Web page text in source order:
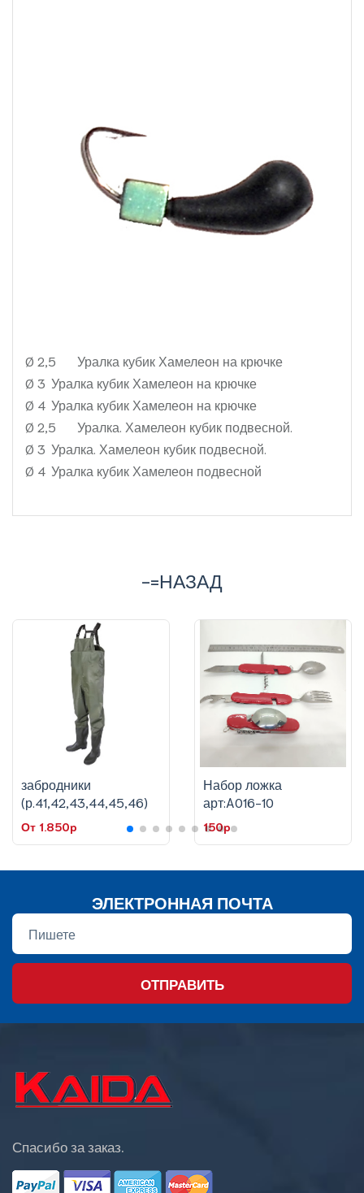
Ø 2,5
Уралка кубик Хамелеон на крючке
Ø 3 Уралка кубик Хамелеон на крючке
Ø 4 Уралка кубик Хамелеон на крючке
Ø 2,5
Уралка. Хамелеон кубик подвесной.
Ø 3 Уралка. Хамелеон кубик подвесной.
Ø 4 Уралка кубик Хамелеон подвесной
-=НАЗАД
забродники
(р.41,42,43,44,45,46)
От 1.850p
Набор ложка
арт:A016-10
150p
ЭЛЕКТРОННАЯ ПОЧТА
ОТПРАВИТЬ
Спасибо за заказ.